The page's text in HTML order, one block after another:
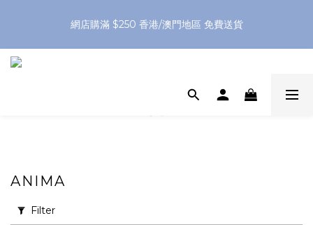
網店購滿 $250 香港/澳門地區 免費送貨
XPay（先買後付 免息分 3 期）- 新用戶首次消費滿 HK$100 即
ANIMA
Filter